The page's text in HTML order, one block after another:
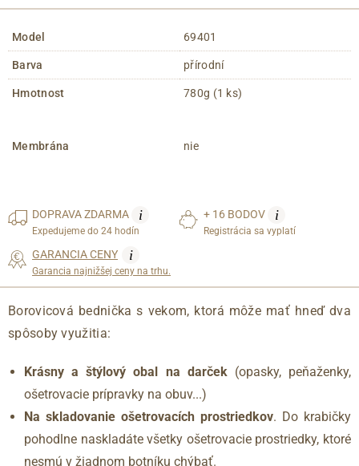
Model 69401
Barva přírodní
Hmotnost 780g (1 ks)
Membrána nie
DOPRAVAZDARMA i
Expedujeme do 24 hodín
+ 16 BODOV i
Registrácia sa vyplatí
GARANCIA CENY i
Garancia najnižšej ceny na trhu.
Borovicová bednička s vekom, ktorá môže mať hneď dva
spôsoby využitia:
Krásny a štýlový obal na darček(opasky, peňaženky,
ošetrovacie prípravky na obuv...)
Na skladovanie ošetrovacích prostriedkov. Do krabičky
pohodlne naskladáte všetky ošetrovacie prostriedky, ktoré
nesmú v žiadnom botníku chýbať.